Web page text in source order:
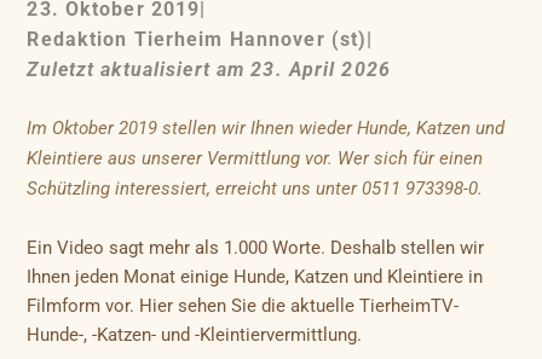
23. Oktober 2019|
Redaktion Tierheim Hannover (st)|
Zuletzt aktualisiert am 23. April 2026
Im Oktober 2019 stellen wir Ihnen wieder Hunde, Katzen und
Kleintiere aus unserer Vermittlung vor. Wer sich für einen
Schützling interessiert, erreicht uns unter 0511 973398-0.
Ein Video sagt mehr als 1.000 Worte. Deshalb stellen wir
Ihnen jeden Monat einige Hunde, Katzen und Kleintiere in
Filmform vor. Hier sehen Sie die aktuelle TierheimTV-
Hunde-, -Katzen- und -Kleintiervermittlung.